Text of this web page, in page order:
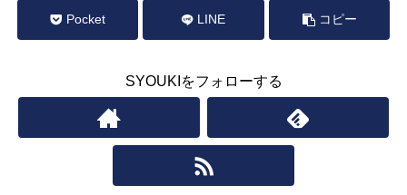
Pocket LINE コピー
SYOUKIをフォローする